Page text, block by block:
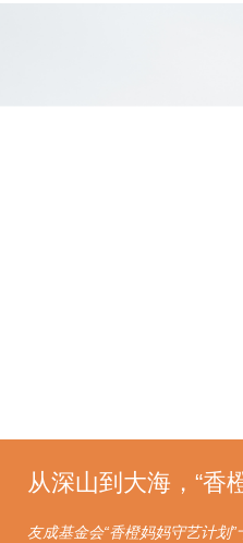
从深山到大海，“香
友成基金会“香橙妈妈守艺计划